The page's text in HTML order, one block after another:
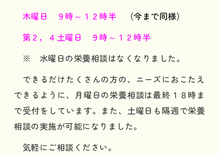
木曜日 ９時～１２時半 （今まで同様）
第２，４土曜日 ９時～１２時半
※ 水曜日の栄養相談はなくなりました。
できるだけたくさんの方の、ニーズにおこたえ
できるように、月曜日の栄養相談は最終１８時ま
で受付をしています。また、土曜日も隔週で栄養
相談の実施が可能になりました。
気軽にご相談ください。